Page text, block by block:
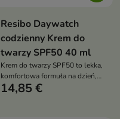
Resibo Daywatch
codzienny Krem do
twarzy SPF50 40 ml
Krem do twarzy SPF50 to lekka,
komfortowa formuła na dzień,
która zapewnia bardzo wysoką
14,85 €